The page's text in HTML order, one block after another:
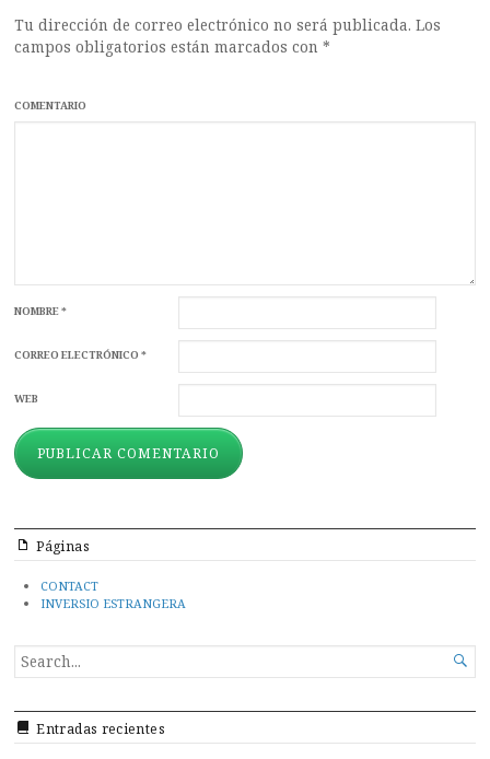
Tu dirección de correo electrónico no será publicada. Los
campos obligatorios están marcados con *
COMENTARIO
NOMBRE*
CORREO ELECTRÓNICO *
WEB
Páginas
CONTACT
INVERSIO ESTRANGERA
SEARCH
FOR...

Entradas recientes